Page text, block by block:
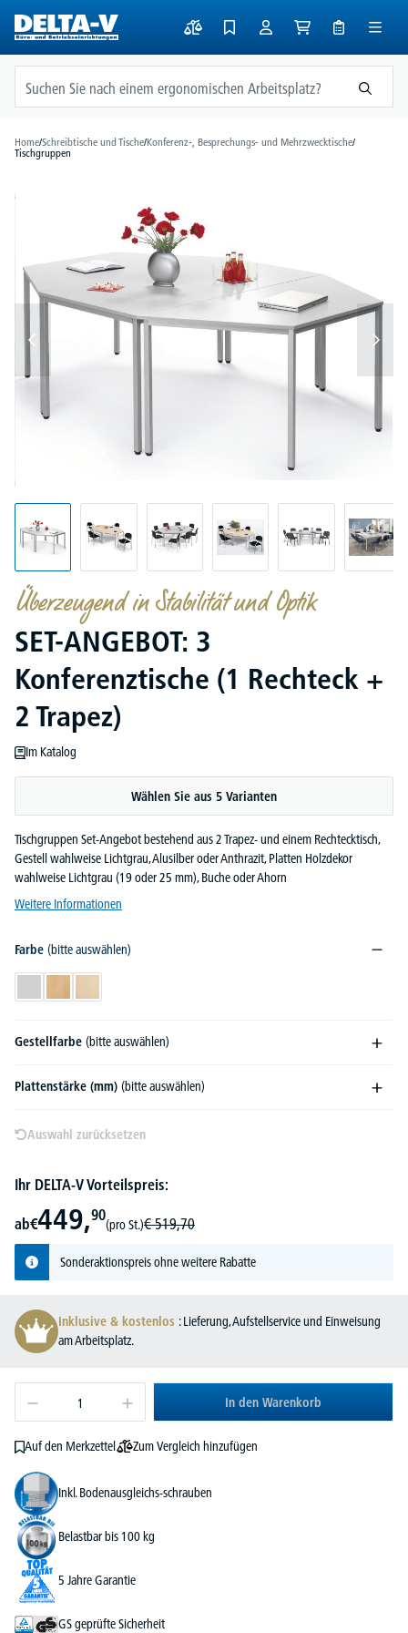
springen
Home/Schreibtische und Tische/Konferenz-, Besprechungs- und Mehrzwecktische/
Tischgruppen
Überzeugend in Stabilität und Optik
SET-ANGEBOT: 3
Konferenztische (1 Rechteck +
2 Trapez)
Im Katalog
Wählen Sie aus 5 Varianten
Tischgruppen Set-Angebot bestehend aus 2 Trapez- und einem Rechtecktisch,
Gestell wahlweise Lichtgrau, Alusilber oder Anthrazit, Platten Holzdekor
wahlweise Lichtgrau (19 oder 25 mm), Buche oder Ahorn
Weitere Informationen
Farbe (bitte auswählen)
Gestellfarbe (bitte auswählen)
Plattenstärke (mm) (bitte auswählen)
Auswahl zurücksetzen
Ihr DELTA-V Vorteilspreis:
ab€449,90
(pro St.)€ 519,70
Sonderaktionspreis ohne weitere Rabatte
Inklusive & kostenlos : Lieferung, Aufstellservice und Einweisung
am Arbeitsplatz.
In den Warenkorb
Auf den Merkzettel Zum Vergleich hinzufügen
Inkl. Bodenausgleichs-schrauben
Belastbar bis 100 kg
5 Jahre Garantie
GS geprüfte Sicherheit